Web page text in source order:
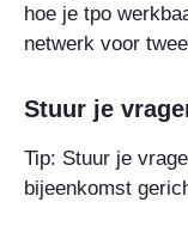
hoe je tpo
netwerk voor
Stuur je
Tip: Stuur je
bijeenkomst